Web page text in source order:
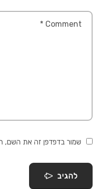
שמור בדפדפן זה את השם,
להגיב